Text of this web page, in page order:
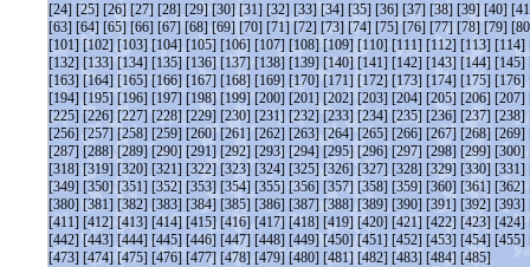
[24] [25] [26] [27] [28] [29] [30] [31] [32] [33] [34] [35] [36] [37] [38] [39] [40]
[63] [64] [65] [66] [67] [68] [69] [70] [71] [72] [73] [74] [75] [76] [77] [78] [79]
[101] [102] [103] [104] [105] [106] [107] [108] [109] [110] [111] [112] [113] [114]
[132] [133] [134] [135] [136] [137] [138] [139] [140] [141] [142] [143] [144] [145]
[163] [164] [165] [166] [167] [168] [169] [170] [171] [172] [173] [174] [175] [176]
[194] [195] [196] [197] [198] [199] [200] [201] [202] [203] [204] [205] [206] [207]
[225] [226] [227] [228] [229] [230] [231] [232] [233] [234] [235] [236] [237] [238]
[256] [257] [258] [259] [260] [261] [262] [263] [264] [265] [266] [267] [268] [269]
[287] [288] [289] [290] [291] [292] [293] [294] [295] [296] [297] [298] [299] [300]
[318] [319] [320] [321] [322] [323] [324] [325] [326] [327] [328] [329] [330] [331]
[349] [350] [351] [352] [353] [354] [355] [356] [357] [358] [359] [360] [361] [362]
[380] [381] [382] [383] [384] [385] [386] [387] [388] [389] [390] [391] [392] [393]
[411] [412] [413] [414] [415] [416] [417] [418] [419] [420] [421] [422] [423] [424]
[442] [443] [444] [445] [446] [447] [448] [449] [450] [451] [452] [453] [454] [455]
[473] [474] [475] [476] [477] [478] [479] [480] [481] [482] [483] [484] [485]